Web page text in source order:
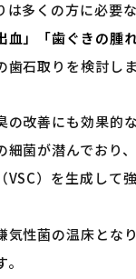
は多くの方に必要
血」「歯ぐきの腫
歯石取りを検討しま
改善にも効果的な
細菌が潜んでおり
VSC）を生成して
気性菌の温床とな